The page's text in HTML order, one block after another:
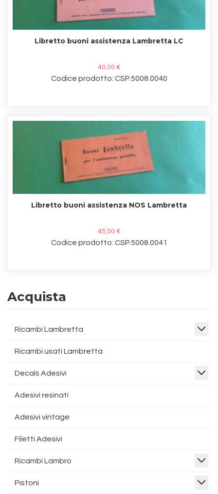
Libretto buoni assistenza Lambretta LC
40,00 €
Codice prodotto: CSP.5008.0040
Libretto buoni assistenza NOS Lambretta
45,00 €
Codice prodotto: CSP.5008.0041
Acquista
Ricambi Lambretta
Ricambi usati Lambretta
Decals Adesivi
Adesivi resinati
Adesivi vintage
Filetti Adesivi
Ricambi Lambro
Pistoni